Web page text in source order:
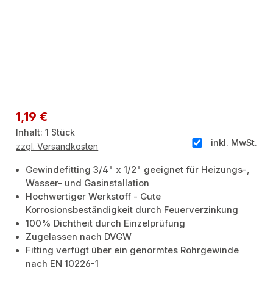
Regulärer Preis:
1,19 €
Inhalt:1 Stück
inkl. MwSt.
zzgl. Versandkosten
Gewindefitting 3/4" x 1/2" geeignet für Heizungs-,
Wasser- und Gasinstallation
Hochwertiger Werkstoff - Gute
Korrosionsbeständigkeit durch Feuerverzinkung
100% Dichtheit durch Einzelprüfung
Zugelassen nach DVGW
Fitting verfügt über ein genormtes Rohrgewinde
nach EN 10226-1